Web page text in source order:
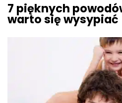
7 pięknych
warto się wysypiać